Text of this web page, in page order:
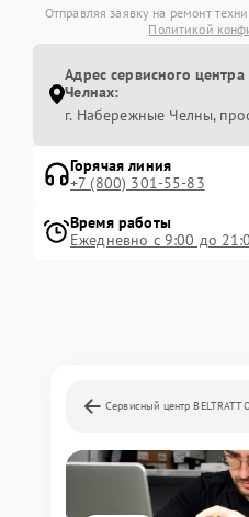
Отправляя заявку на ремонт
Политикой
Адрес сервисного
Челнах:
г. Набережные Челны,
Горячая линия
+7 (800) 301-55-83
Время работы
Ежедневно с 9:00 до
Сервисный центр